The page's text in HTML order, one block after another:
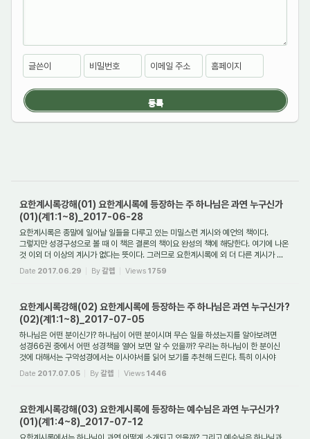
글쓴이 비밀번호 이메일 주소 홈페이지
요한계시록강해(01) 요한계시록에 등장하는 주 하나님은 과연 누구신가
(01)(계1:1~8)_2017-06-28
요한계시록은 종말에 일어날 일들을 다루고 있는 미밀스런 계시와 예언의 책이다.
그렇지만 성경구성으로 볼 때 이 책은 결론의 책이요 완성의 책에 해당한다. 여기에 나온
것 이외 더 이상의 계시가 없다는 뜻이다. 그러므로 요한계시록에 외 더 다른 계시가 ...
Date 2017.06.29 By갈렙 Views 1759
요한계시록강해(02) 요한계시록에 등장하는 주 하나님은 과연 누구신가?
(02)(계1:1~8)_2017-07-05
하나님은 어떤 분이신가? 하나님이 어떤 분이시며 무슨 일을 하셨는지를 알아보려면
성경66권 중에서 어떤 성경책을 열어 보면 알 수 있을까? 우리는 하나님이 한 분이신
것에 대해서는 구약성경에서는 이사야서를 읽어 보기를 추천해 드린다. 특히 이사야
40...
Date 2017.07.05 By갈렙 Views 1446
요한계시록강해(03) 요한계시록에 등장하는 예수님은 과연 누구신가?
(01)(계1:4~8)_2017-07-12